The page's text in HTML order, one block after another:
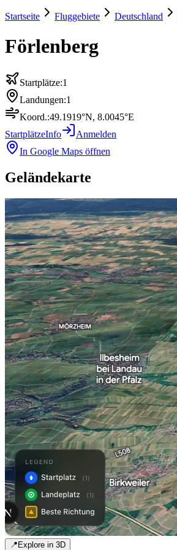
Startseite Fluggebiete Deutschland
Förlenberg
Startplätze:1
Landungen:1
Koord.:49.1919°N, 8.0045°E
StartplätzeInfo
Anmelden
In Google Maps öffnen
Geländekarte
📍Explore in 3D